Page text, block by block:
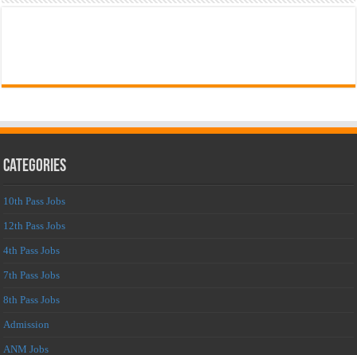
Categories
10th Pass Jobs
12th Pass Jobs
4th Pass Jobs
7th Pass Jobs
8th Pass Jobs
Admission
ANM Jobs